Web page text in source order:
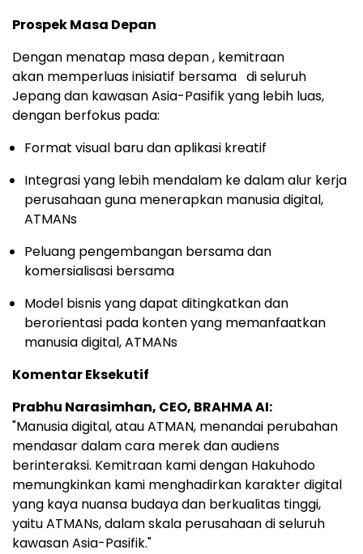
Prospek Masa Depan
Dengan menatap masa depan , kemitraan
akan memperluas inisiatif bersama di seluruh
Jepang dan kawasan Asia-Pasifik yang lebih luas,
dengan berfokus pada:
Format visual baru dan aplikasi kreatif
Integrasi yang lebih mendalam ke dalam alur kerja
perusahaan guna menerapkan manusia digital,
ATMANs
Peluang pengembangan bersama dan
komersialisasi bersama
Model bisnis yang dapat ditingkatkan dan
berorientasi pada konten yang memanfaatkan
manusia digital, ATMANs
Komentar Eksekutif
Prabhu Narasimhan, CEO, BRAHMA AI:
"Manusia digital, atau ATMAN, menandai perubahan
mendasar dalam cara merek dan audiens
berinteraksi. Kemitraan kami dengan Hakuhodo
memungkinkan kami menghadirkan karakter digital
yang kaya nuansa budaya dan berkualitas tinggi,
yaitu ATMANs, dalam skala perusahaan di seluruh
kawasan Asia-Pasifik."